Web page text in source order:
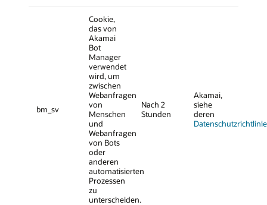
bm_sv
Cookie,
das von
Akamai
Bot
Manager
verwendet
wird, um
zwischen
Webanfragen
von
Menschen
und
Webanfragen
von Bots
oder
anderen
automatisierten
Prozessen
zu
unterscheiden.
Nach 2
Stunden
Akamai,
siehe
deren
Datenschutzrichtlinie